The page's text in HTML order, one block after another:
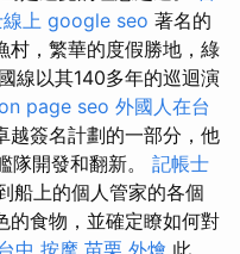
上 google seo 著名的
村，繁華的度假勝地，綠
線以其140多年的巡迴演
page seo 外國人在台
越簽名計劃的一部分，他
隊開發和翻新。 記帳士
船上的個人管家的各個
的食物，並確定瞭如何對
中 按摩 苗栗 外燴 此